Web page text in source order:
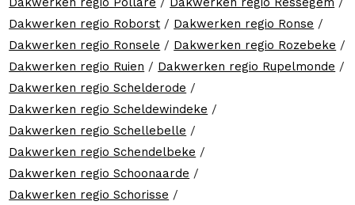
Dakwerken regio Roborst / Dakwerken regio Ronse /
Dakwerken regio Ronsele / Dakwerken regio Rozebeke /
Dakwerken regio Ruien / Dakwerken regio Rupelmonde /
Dakwerken regio Schelderode /
Dakwerken regio Scheldewindeke /
Dakwerken regio Schellebelle /
Dakwerken regio Schendelbeke /
Dakwerken regio Schoonaarde /
Dakwerken regio Schorisse /